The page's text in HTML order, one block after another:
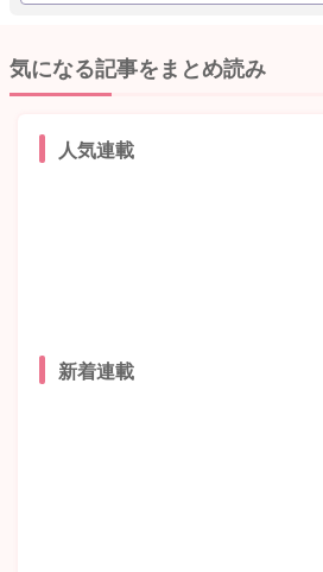
気になる記事をまとめ読み
人気連載
新着連載